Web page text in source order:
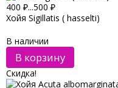
400 ₽...500 ₽
Хойя Sigillatis ( hasselti)
В наличии
В корзину
Скидка!